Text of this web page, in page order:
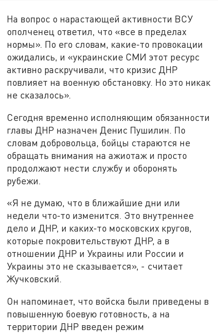
На вопрос о нарастающей активности ВСУ
ополченец ответил, что «все в пределах
нормы». По его словам, какие-то провокации
ожидались, и «украинские СМИ этот ресурс
активно раскручивали, что кризис ДНР
повлияет на военную обстановку. Но это никак
не сказалось».
Сегодня временно исполняющим обязанности
главы ДНР назначен Денис Пушилин. По
словам добровольца, бойцы стараются не
обращать внимания на ажиотаж и просто
продолжают нести службу и оборонять
рубежи.
«Я не думаю, что в ближайшие дни или
недели что-то изменится. Это внутреннее
дело и ДНР, и каких-то московских кругов,
которые покровительствуют ДНР, а в
отношении ДНР и Украины или России и
Украины это не сказывается», - считает
Жучковский.
Он напоминает, что войска были приведены в
повышенную боевую готовность, а на
территории ДНР введен режим